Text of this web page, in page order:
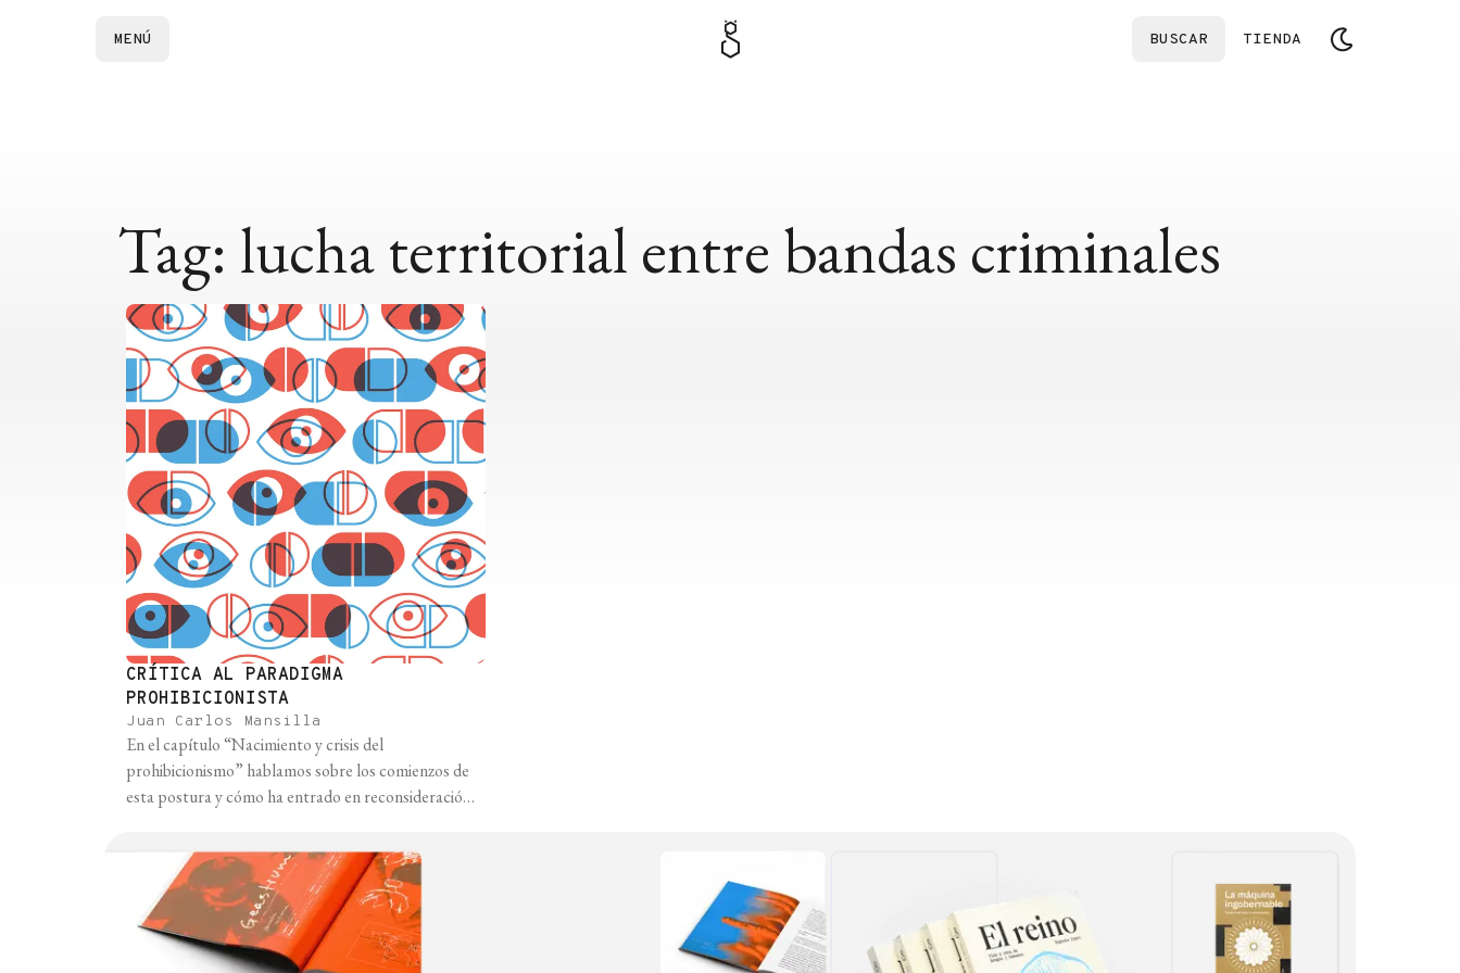
MENÚ BUSCAR TIENDA
Tag: lucha territorial entre bandas criminales
CRÍTICA AL PARADIGMA
PROHIBICIONISTA
Juan Carlos Mansilla
En el capítulo “Nacimiento y crisis del
prohibicionismo” hablamos sobre los comienzos de
esta postura y cómo ha entrado en reconsideración y
proceso de cambio tienen que ver con que, al día de
hoy, disponemos de más datos y evidencia en torno a
las consecuencias [...]